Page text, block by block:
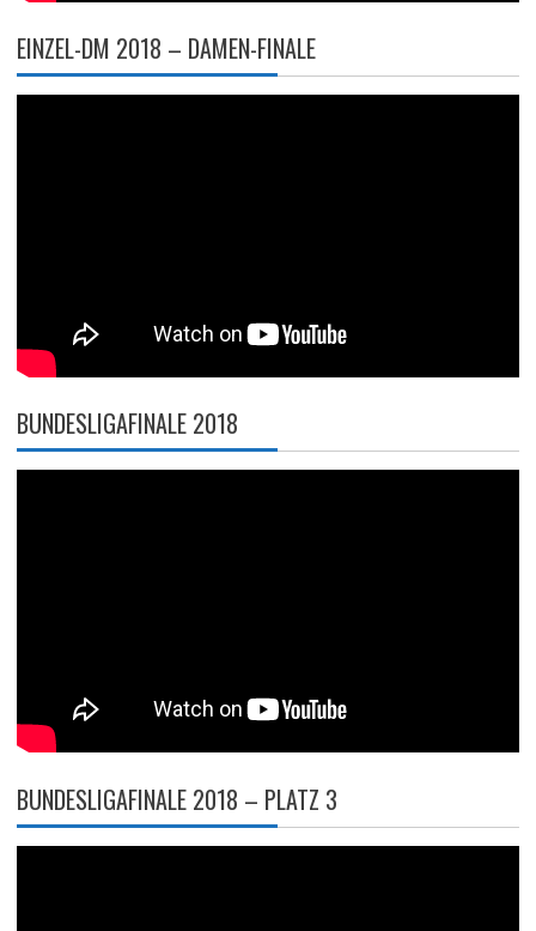
EINZEL-DM 2018 – DAMEN-FINALE
BUNDESLIGAFINALE 2018
BUNDESLIGAFINALE 2018 – PLATZ 3